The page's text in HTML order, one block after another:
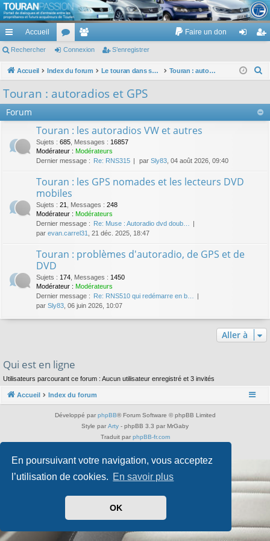
En poursuivant votre navigation, vous acceptez
l’utilisation de cookies. En savoir plus
OK
TouranPassion
Le forum des propriétaires ou futurs acquéreurs du Volkswagen Touran
cc
ès
pi
de
Accueil
or
u
s
e
m
es
Faire un don
ne
on
nr
ist
re
Rechercher Connexion S’enregistrer
Accueil Index du forum Le touran dans ses versions I (V1 V2 V3) et II ... Touran : autoradios et GPS
Touran : autoradios et GPS
Forum
Touran : les autoradios VW et autres
Sujets : 685 Messages : 16857
Modérateur : Modérateurs
Dernier message : Re: RNS315 par Sly83 , 04 août 2026, 09:40
Touran : les GPS nomades et les lecteurs DVD
mobiles
Sujets : 21 Messages : 248
Modérateur : Modérateurs
Dernier message : Re: Muse : Autoradio dvd doub…
par evan.carrel31 , 21 déc. 2025, 18:47
Touran : problèmes d'autoradio, de GPS et de
DVD
Sujets : 174 Messages : 1450
Modérateur : Modérateurs
Dernier message : Re: RNS510 qui redémarre en b…
par Sly83 , 06 juin 2026, 10:07
Aller à
Qui est en ligne
Utilisateurs parcourant ce forum : Aucun utilisateur enregistré et 3 invités
Accueil Index du forum
Développé par phpBB® Forum Software © phpBB Limited
Style par Arty - phpBB 3.3 par MrGaby
Traduit par phpBB-fr.com